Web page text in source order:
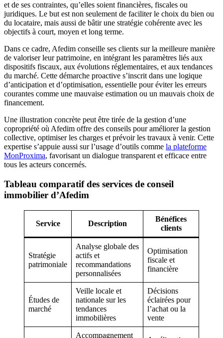
et de ses contraintes, qu’elles soient financières, fiscales ou
juridiques. Le but est non seulement de faciliter le choix du bien ou
du locataire, mais aussi de bâtir une stratégie cohérente avec les
objectifs à court, moyen et long terme.
Dans ce cadre, Afedim conseille ses clients sur la meilleure manière
de valoriser leur patrimoine, en intégrant les paramètres liés aux
dispositifs fiscaux, aux évolutions réglementaires, et aux tendances
du marché. Cette démarche proactive s’inscrit dans une logique
d’anticipation et d’optimisation, essentielle pour éviter les erreurs
courantes comme une mauvaise estimation ou un mauvais choix de
financement.
Une illustration concrète peut être tirée de la gestion d’une
copropriété où Afedim offre des conseils pour améliorer la gestion
collective, optimiser les charges et prévoir les travaux à venir. Cette
expertise s’appuie aussi sur l’usage d’outils comme la plateforme
MonProxima, favorisant un dialogue transparent et efficace entre
tous les acteurs concernés.
Tableau comparatif des services de conseil
immobilier d’Afedim
Service Description
Bénéfices
clients
Stratégie
patrimoniale
Analyse globale des
actifs et
recommandations
personnalisées
Optimisation
fiscale et
financière
Études de
marché
Veille locale et
nationale sur les
tendances
immobilières
Décisions
éclairées pour
l’achat ou la
vente
Accompagnement